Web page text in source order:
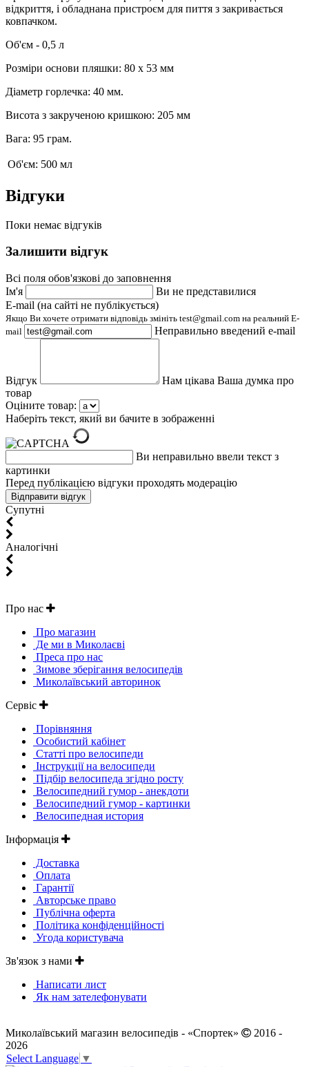
відкриття, і обладнана пристроєм для пиття з закривається
ковпачком.
Об'єм - 0,5 л
Розміри основи пляшки: 80 х 53 мм
Діаметр горлечка: 40 мм.
Висота з закрученою кришкою: 205 мм
Вага: 95 грам.
Об'єм: 500 мл
Відгуки
Поки немає відгуків
Залишити відгук
Всі поля обов'язкові до заповнення
Ім'я
Ви не представилися
E-mail (на сайті не публікується)
Якщо Ви хочете отримати відповідь змініть test@gmail.com на реальний E-
mail
Неправильно введений e-mail
Відгук
Нам цікава Ваша думка про
товар
Оціните товар:
Наберіть текст, який ви бачите в зображенні
Ви неправильно ввели текст з
картинки
Перед публікацією відгуки проходять модерацію
Супутні
Aналогічні
Про нас
Про магазин
Де ми в Миколаєві
Преса про нас
Зимове зберігання велосипедів
Миколаївський авторинок
Сервіс
Порівняння
Особистий кабінет
Статті про велосипеди
Інструкції на велосипеди
Підбір велосипеда згідно росту
Велосипедний гумор - анекдоти
Велосипедний гумор - картинки
Велосипедная история
Інформація
Доставка
Оплата
Гарантії
Авторське право
Публічна оферта
Політика конфіденційності
Угода користувача
Зв'язок з нами
Написати лист
Як нам зателефонувати
Миколаївський магазин велосипедів - «Спортек»
2016 -
2026
Select Language ▼